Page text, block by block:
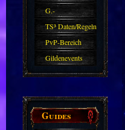
G.-
Sparkasse/Goldleihen
TS³ Daten/Regeln
PvP-Bereich
Gildenevents
Guides